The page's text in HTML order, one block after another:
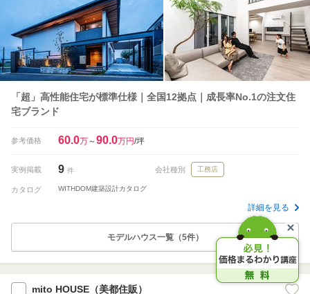
「超」高性能住宅が標準仕様｜全国12拠点｜成長率No.1の注文住
宅ブランド
参考価格 60.0万～90.0万円/坪
実例掲載 9 件 会社種別 工務店
カタログ WITHDOM建築設計カタログ
詳細を見る
モデルハウス一覧（5件）
mito HOUSE（美都住販）